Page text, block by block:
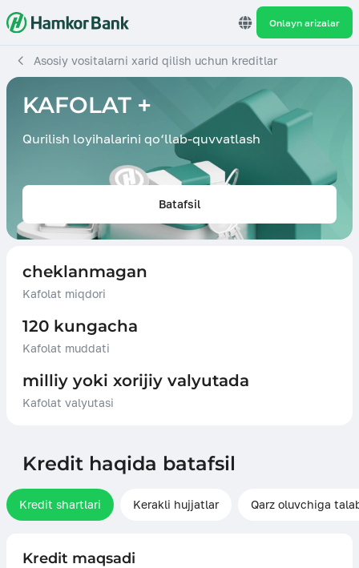
Onlayn arizalar
Asosiy vositalarni xarid qilish uchun kreditlar
KAFOLAT +
Qurilish loyihalarini qo‘llab-quvvatlash
Batafsil
cheklanmagan
Kafolat miqdori
120 kungacha
Kafolat muddati
milliy yoki xorijiy valyutada
Kafolat valyutasi
Kredit haqida batafsil
Kredit shartlari Kerakli hujjatlar Qarz oluvchiga
Kredit maqsadi